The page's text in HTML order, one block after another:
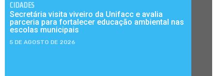
CIDADES
Secretária visita viveiro da Unifacc e avalia
parceria para fortalecer educação ambiental nas
escolas municipais
5 DE AGOSTO DE 2026